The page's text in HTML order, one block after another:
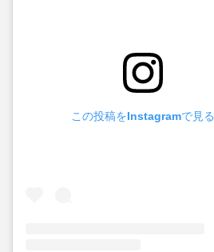
この投稿をInstagramで見る